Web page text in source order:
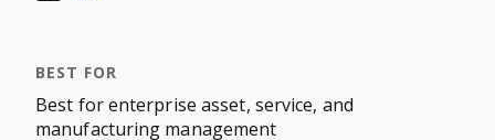
Best for enterprise asset, service, and
manufacturing management